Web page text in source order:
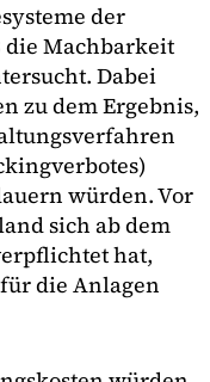
der
die Machbarkeit
Dabei
zu dem Ergebnis,
würden. Vor
sich ab dem
hat,
die Anlagen